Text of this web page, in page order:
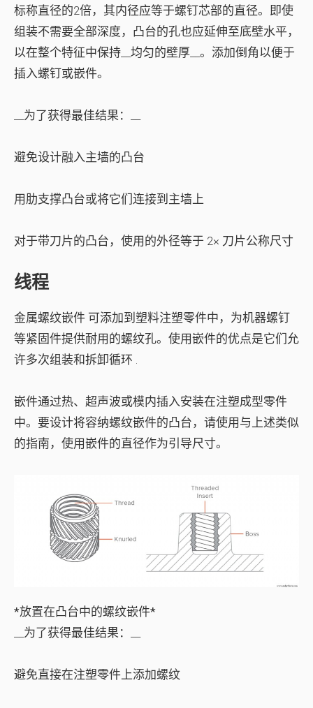
标称直径的2倍，其内径应等于螺钉芯部的直径。即使
组装不需要全部深度，凸台的孔也应延伸至底壁水平，
以在整个特征中保持__均匀的壁厚__。添加倒角以便于
插入螺钉或嵌件。
__为了获得最佳结果：__
避免设计融入主墙的凸台
用肋支撑凸台或将它们连接到主墙上
对于带刀片的凸台，使用的外径等于 2× 刀片公称尺寸
线程
金属螺纹嵌件 可添加到塑料注塑零件中，为机器螺钉
等紧固件提供耐用的螺纹孔。使用嵌件的优点是它们允
许多次组装和拆卸循环 .
嵌件通过热、超声波或模内插入安装在注塑成型零件
中。要设计将容纳螺纹嵌件的凸台，请使用与上述类似
的指南，使用嵌件的直径作为引导尺寸。
*放置在凸台中的螺纹嵌件*
__为了获得最佳结果：__
避免直接在注塑零件上添加螺纹